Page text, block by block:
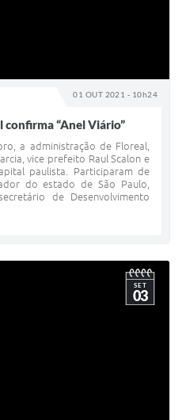
01 OUT 2021 - 10h24
“Anel Viário”
a administração de Floreal,
vice prefeito Raul Scalon e
paulista. Participaram de
do estado de São Paulo,
de Desenvolvimento
SET
03